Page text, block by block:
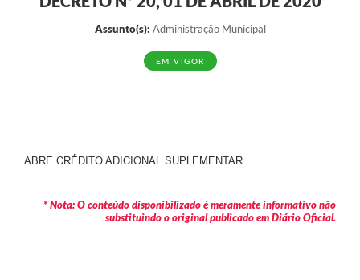
Arquivos para Download
Assunto(s): Administração Municipal
EM VIGOR
ABRE CRÉDITO ADICIONAL SUPLEMENTAR.
* Nota: O conteúdo disponibilizado é meramente informativo não
substituindo o original publicado em Diário Oficial.